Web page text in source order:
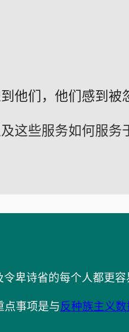
他们，他们感到被
这些服务如何服
卑诗省的每个人都更容
事项是与反种族主义